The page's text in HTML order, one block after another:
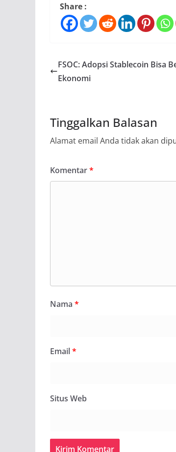
Share :
FSOC: Adopsi Stablecoin Bisa
Ekonomi
Tinggalkan Balasan
Alamat email Anda tidak akan
Komentar*
Nama *
Email*
Situs Web